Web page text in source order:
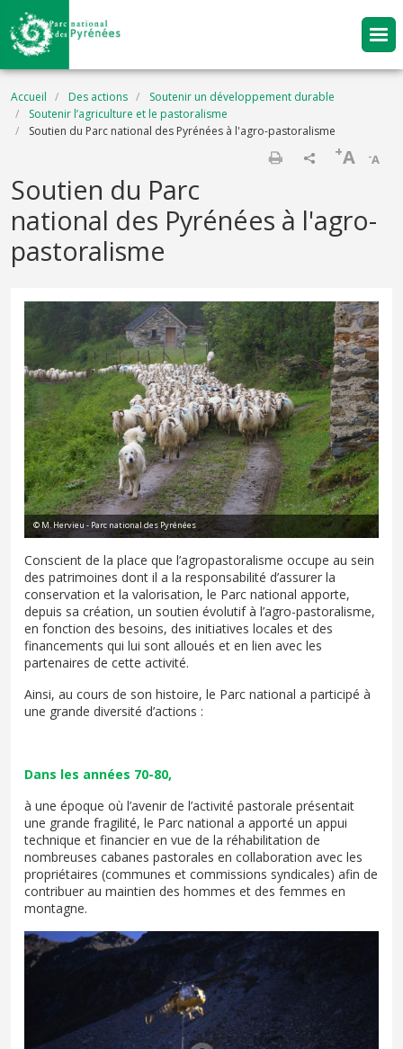
Aller au contenu principal
Fil d'Ariane
Accueil Des actions
Soutenir un développement durable
Soutenir l’agriculture et le pastoralisme
Soutien du Parc national des Pyrénées à l'agro-pastoralisme
-A
+A
Soutien du Parc
national des Pyrénées à l'agro-
pastoralisme
© M. Hervieu - Parc national des Pyrénées
Conscient de la place que l’agropastoralisme occupe au sein
des patrimoines dont il a la responsabilité d’assurer la
conservation et la valorisation, le Parc national apporte,
depuis sa création, un soutien évolutif à l’agro-pastoralisme,
en fonction des besoins, des initiatives locales et des
financements qui lui sont alloués et en lien avec les
partenaires de cette activité.
Ainsi, au cours de son histoire, le Parc national a participé à
une grande diversité d’actions :
Dans les années 70-80,
à une époque où l’avenir de l’activité pastorale présentait
une grande fragilité, le Parc national a apporté un appui
technique et financier en vue de la réhabilitation de
nombreuses cabanes pastorales en collaboration avec les
propriétaires (communes et commissions syndicales) afin de
contribuer au maintien des hommes et des femmes en
montagne.